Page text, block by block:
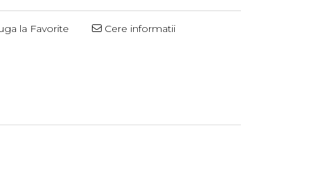
la Favorite Cere informatii